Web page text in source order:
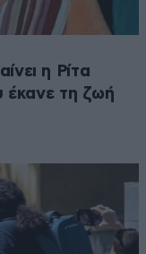
η Ρίτα
έκανε τη ζωή